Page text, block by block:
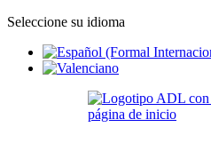
Seleccione su idioma